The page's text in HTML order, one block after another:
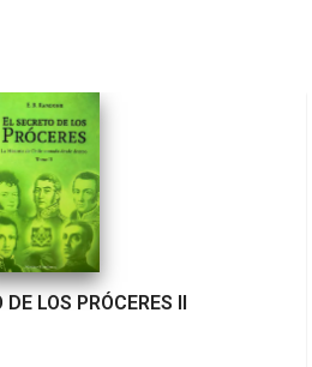
DE LOS PRÓCERES II